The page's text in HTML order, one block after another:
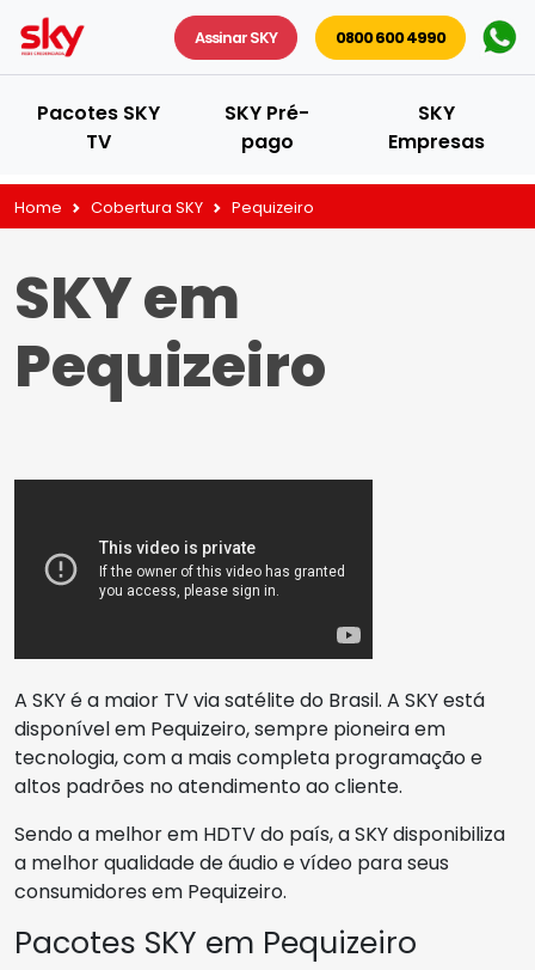
Assinar SKY 0800 600 4990
Pacotes SKY
TV
SKY Pré-
pago
SKY
Empresas
Home Cobertura SKY Pequizeiro
SKY em
Pequizeiro
A SKY é a maior TV via satélite do Brasil. A SKY está
disponível em Pequizeiro, sempre pioneira em
tecnologia, com a mais completa programação e
altos padrões no atendimento ao cliente.
Sendo a melhor em HDTV do país, a SKY disponibiliza
a melhor qualidade de áudio e vídeo para seus
consumidores em Pequizeiro.
Pacotes SKY em Pequizeiro